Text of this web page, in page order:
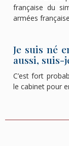
française du
armées
Je suis né
aussi, suis-
C’est fort
le cabinet pour